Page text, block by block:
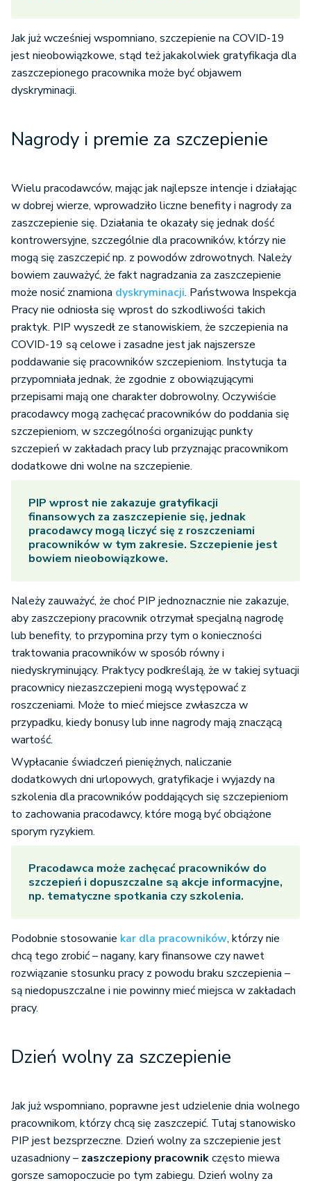
Jak już wcześniej wspomniano, szczepienie na COVID-19
jest nieobowiązkowe, stąd też jakakolwiek gratyfikacja dla
zaszczepionego pracownika może być objawem
dyskryminacji.
Nagrody i premie za szczepienie
Wielu pracodawców, mając jak najlepsze intencje i działając
w dobrej wierze, wprowadziło liczne benefity i nagrody za
zaszczepienie się. Działania te okazały się jednak dość
kontrowersyjne, szczególnie dla pracowników, którzy nie
mogą się zaszczepić np. z powodów zdrowotnych. Należy
bowiem zauważyć, że fakt nagradzania za zaszczepienie
może nosić znamiona dyskryminacji. Państwowa Inspekcja
Pracy nie odniosła się wprost do szkodliwości takich
praktyk. PIP wyszedł ze stanowiskiem, że szczepienia na
COVID-19 są celowe i zasadne jest jak najszersze
poddawanie się pracowników szczepieniom. Instytucja ta
przypomniała jednak, że zgodnie z obowiązującymi
przepisami mają one charakter dobrowolny. Oczywiście
pracodawcy mogą zachęcać pracowników do poddania się
szczepieniom, w szczególności organizując punkty
szczepień w zakładach pracy lub przyznając pracownikom
dodatkowe dni wolne na szczepienie.
PIP wprost nie zakazuje gratyfikacji
finansowych za zaszczepienie się, jednak
pracodawcy mogą liczyć się z roszczeniami
pracowników w tym zakresie. Szczepienie jest
bowiem nieobowiązkowe.
Należy zauważyć, że choć PIP jednoznacznie nie zakazuje,
aby zaszczepiony pracownik otrzymał specjalną nagrodę
lub benefity, to przypomina przy tym o konieczności
traktowania pracowników w sposób równy i
niedyskryminujący. Praktycy podkreślają, że w takiej sytuacji
pracownicy niezaszczepieni mogą występować z
roszczeniami. Może to mieć miejsce zwłaszcza w
przypadku, kiedy bonusy lub inne nagrody mają znaczącą
wartość.
Wypłacanie świadczeń pieniężnych, naliczanie
dodatkowych dni urlopowych, gratyfikacje i wyjazdy na
szkolenia dla pracowników poddających się szczepieniom
to zachowania pracodawcy, które mogą być obciążone
sporym ryzykiem.
Pracodawca może zachęcać pracowników do
szczepień i dopuszczalne są akcje informacyjne,
np. tematyczne spotkania czy szkolenia.
Podobnie stosowanie kar dla pracowników, którzy nie
chcą tego zrobić – nagany, kary finansowe czy nawet
rozwiązanie stosunku pracy z powodu braku szczepienia –
są niedopuszczalne i nie powinny mieć miejsca w zakładach
pracy.
Dzień wolny za szczepienie
Jak już wspomniano, poprawne jest udzielenie dnia wolnego
pracownikom, którzy chcą się zaszczepić. Tutaj stanowisko
PIP jest bezsprzeczne. Dzień wolny za szczepienie jest
uzasadniony – zaszczepiony pracownikczęsto miewa
gorsze samopoczucie po tym zabiegu. Dzień wolny za